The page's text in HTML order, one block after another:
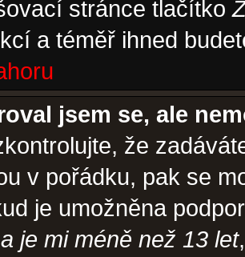
stránce tlačítko
a téměř ihned
jsem se, ale
že
v pořádku, pak se
je umožněna
je mi méně než 13 let